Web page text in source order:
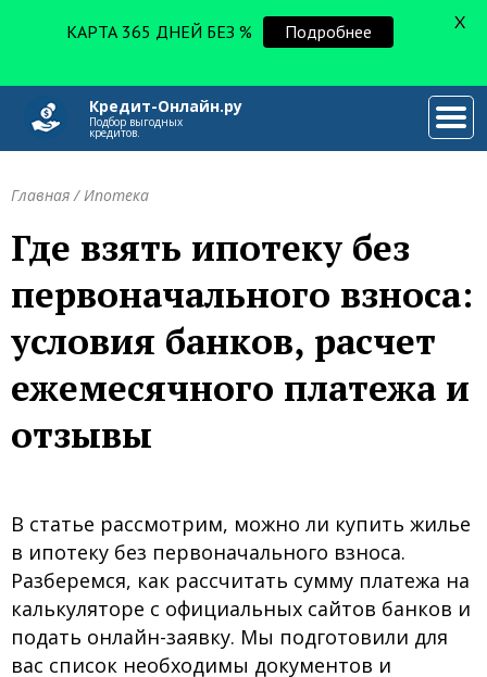
Кредит-Онлайн.ру
Подбор выгодных
кредитов.
###
Главная/Ипотека
Где взять ипотеку без
первоначального взноса:
условия банков, расчет
ежемесячного платежа и
отзывы
В статье рассмотрим, можно ли купить жилье
в ипотеку без первоначального взноса.
Разберемся, как рассчитать сумму платежа на
калькуляторе с официальных сайтов банков и
подать онлайн-заявку. Мы подготовили для
вас список необходимы документов и
КАРТА 365 ДНЕЙ БЕЗ % Подробнее X